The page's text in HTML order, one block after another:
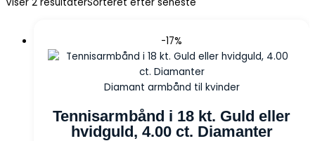
-17%
Diamant armbånd til kvinder
Tennisarmbånd i 18 kt. Guld eller
hvidguld, 4.00 ct. Diamanter